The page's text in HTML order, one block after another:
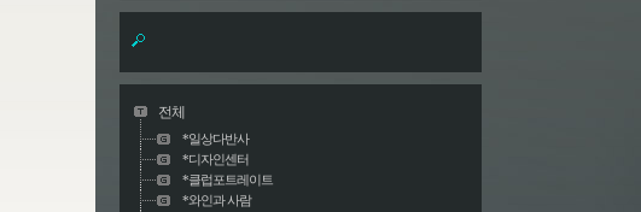
전체
*일상다반사
*디자인센터
*클럽포트레이트
*와인과 사람